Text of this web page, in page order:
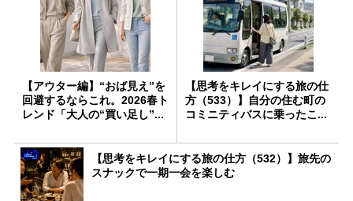
【アウター編】“おば見え”を
回避するならこれ。2026春ト
レンド「大人の“買い足し”...
【思考をキレイにする旅の仕
方（533）】自分の住む町の
コミニティバスに乗ったこ...
【思考をキレイにする旅の仕方（532）】旅先の
スナックで一期一会を楽しむ